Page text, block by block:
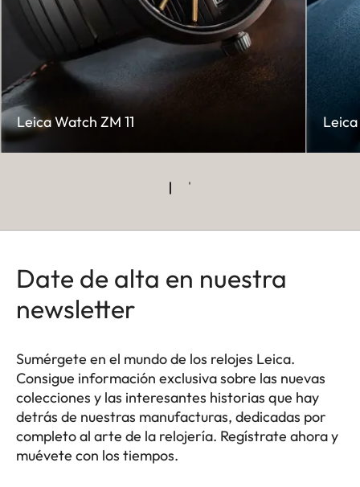
Leica Watch ZM 11
Date de alta en nuestra
newsletter
Sumérgete en el mundo de los relojes Leica.
Consigue información exclusiva sobre las nuevas
colecciones y las interesantes historias que hay
detrás de nuestras manufacturas, dedicadas por
completo al arte de la relojería. Regístrate ahora y
muévete con los tiempos.